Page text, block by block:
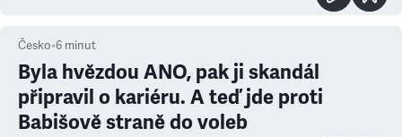
Česko•6 minut
Byla hvězdou ANO, pak ji skandál
připravil o kariéru. A teď jde proti
Babišově straně do voleb